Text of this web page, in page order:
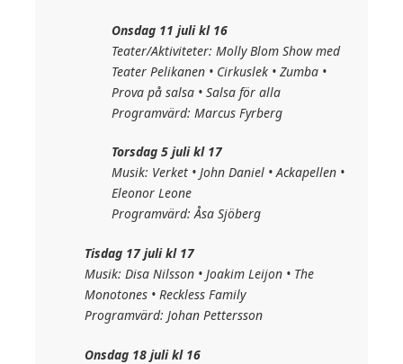
Onsdag 11 juli kl 16
Teater/Aktiviteter: Molly Blom Show med
Teater Pelikanen • Cirkuslek • Zumba •
Prova på salsa • Salsa för alla
Programvärd: Marcus Fyrberg
Torsdag 5 juli kl 17
Musik: Verket • John Daniel • Ackapellen •
Eleonor Leone
Programvärd: Åsa Sjöberg
Tisdag 17 juli kl 17
Musik: Disa Nilsson • Joakim Leijon • The
Monotones • Reckless Family
Programvärd: Johan Pettersson
Onsdag 18 juli kl 16